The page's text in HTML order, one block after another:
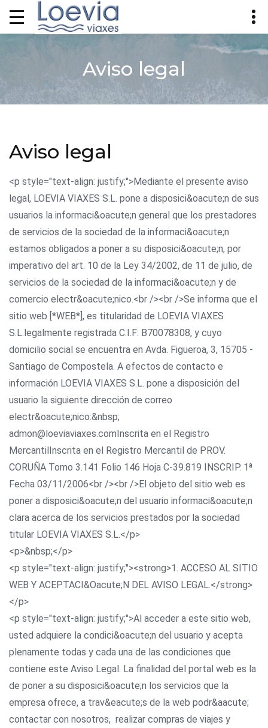
Aviso legal
Aviso legal
<p style="text-align: justify;">Mediante el presente aviso
legal, LOEVIA VIAXES S.L. pone a disposici&oacute;n de sus
usuarios la informaci&oacute;n general que los prestadores
de servicios de la sociedad de la informaci&oacute;n
estamos obligados a poner a su disposici&oacute;n, por
imperativo del art. 10 de la Ley 34/2002, de 11 de julio, de
servicios de la sociedad de la informaci&oacute;n y de
comercio electr&oacute;nico.<br /><br />Se informa que el
sitio web [*WEB*], es titularidad de LOEVIA VIAXES
S.L.legalmente registrada C.I.F: B70078308, y cuyo
domicilio social se encuentra en Avda. Figueroa, 3, 15705 -
Santiago de Compostela. A efectos de contacto e
información LOEVIA VIAXES S.L. pone a disposición del
usuario la siguiente dirección de correo
electr&oacute;nico:&nbsp;
admon@loeviaviaxes.comInscrita en el Registro
MercantilInscrita en el Registro Mercantil de PROV.
CORUÑA Tomo 3.141 Folio 146 Hoja C-39.819 INSCRIP. 1ª
Fecha 03/11/2006<br /><br />El objeto del sitio web es
poner a disposici&oacute;n del usuario informaci&oacute;n
clara acerca de los servicios prestados por la sociedad
titular LOEVIA VIAXES S.L.</p>
<p>&nbsp;</p>
<p style="text-align: justify;"><strong>1. ACCESO AL SITIO
WEB Y ACEPTACI&Oacute;N DEL AVISO LEGAL.</strong>
</p>
<p style="text-align: justify;">Al acceder a este sitio web,
usted adquiere la condici&oacute;n del usuario y acepta
plenamente todas y cada una de las condiciones que
contiene este Aviso Legal. La finalidad del portal web es la
de poner a su disposici&oacute;n los servicios que la
empresa ofrece, a trav&eacute;s de la web podr&aacute;
contactar con nosotros, realizar compras de viajes y